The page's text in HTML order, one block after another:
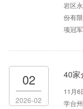
岩区
份有
项冠
02
2026-02
40家企业赴
11月
学台